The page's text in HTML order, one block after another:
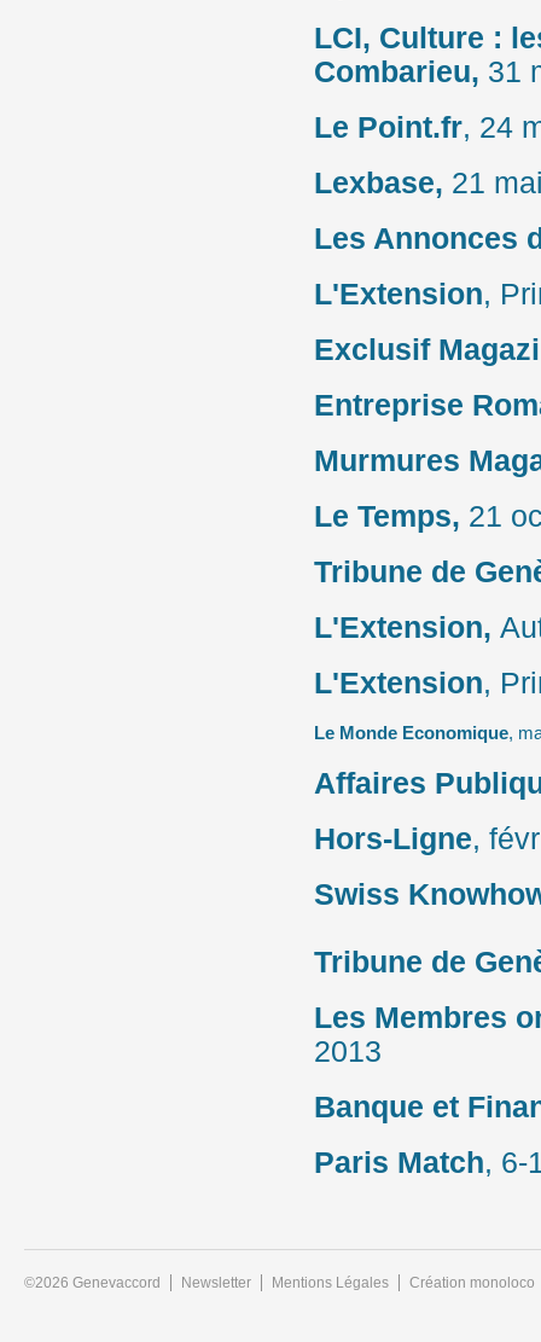
LCI, Culture :
Combarieu, 31
Le Point.fr, 24
Lexbase, 21
Les Annonces
L'Extension,
Exclusif
Entreprise
Murmures
Le Temps, 21
Tribune de
L'Extension,
L'Extension,
Le Monde Economique,
Affaires
Hors-Ligne,
Swiss
Tribune de
Les Membres
2013
Banque et
Paris Match, 6-
©2026 Genevaccord Newsletter Mentions Légales Création monoloco